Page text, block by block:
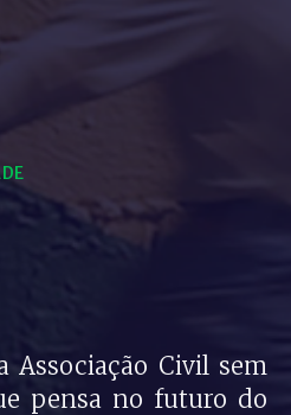
Associação Civil sem
pensa no futuro do